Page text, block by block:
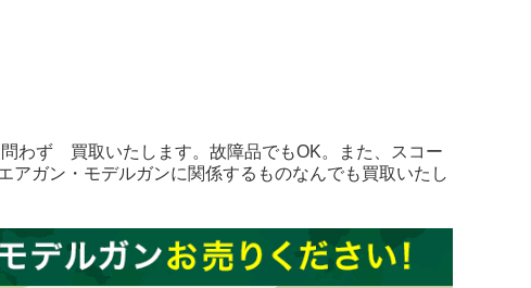
わず 買取いたします。故障品でもOK。また、スコー
ガン・モデルガンに関係するものなんでも買取いたし